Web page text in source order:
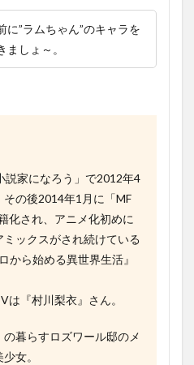
に”ラムちゃん”のキャラを
ましょ～。
説家になろう」で2012年4
その後2014年1月に「MF
化され、アニメ化初めに
ックスがされ続けている
から始める異世界生活』
は『村川梨衣』さん。
の暮らすロズワール邸のメ
女。